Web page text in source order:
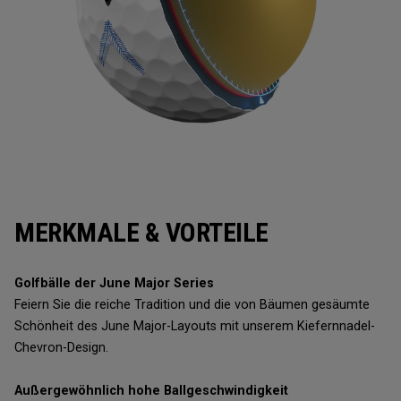
MERKMALE & VORTEILE
Golfbälle der June Major Series
Feiern Sie die reiche Tradition und die von Bäumen gesäumte
Schönheit des June Major-Layouts mit unserem Kiefernnadel-
Chevron-Design.
Außergewöhnlich hohe Ballgeschwindigkeit